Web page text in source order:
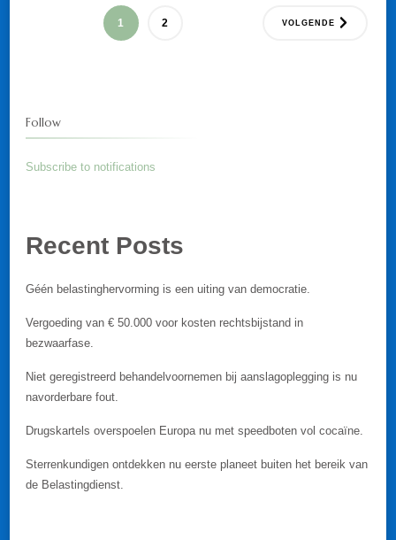
Berichten
paginering
PAGINA
1 PAGINA
2 VOLGENDE
Follow
Subscribe to notifications
Recent Posts
Géén belastinghervorming is een uiting van democratie.
Vergoeding van € 50.000 voor kosten rechtsbijstand in
bezwaarfase.
Niet geregistreerd behandelvoornemen bij aanslagoplegging is nu
navorderbare fout.
Drugskartels overspoelen Europa nu met speedboten vol cocaïne.
Sterrenkundigen ontdekken nu eerste planeet buiten het bereik van
de Belastingdienst.